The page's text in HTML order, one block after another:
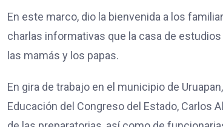
En este marco, dio la bienvenida a los
charlas informativas que la casa de
las mamás y los papas.
En gira de trabajo en el municipio de
Educación del Congreso del Estado, Carlos